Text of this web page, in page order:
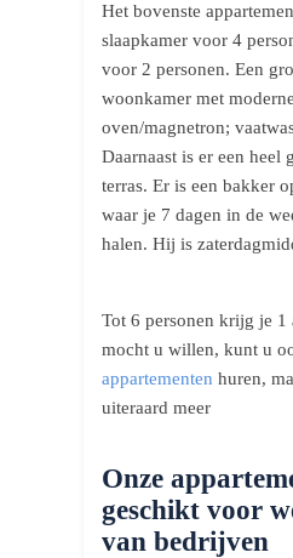
Het bovenste
slaapkamer voor 4
voor 2 personen. Een
woonkamer met
oven/magnetron;
Daarnaast is er een heel
terras. Er is een bakker
waar je 7 dagen in de
halen. Hij is
Tot 6 personen krijg je 1
mocht u willen, kunt u
appartementen huren,
uiteraard meer
Onze
geschikt voor
van bedrijven